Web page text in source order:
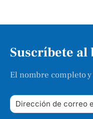
Suscríbete al
El nombre completo